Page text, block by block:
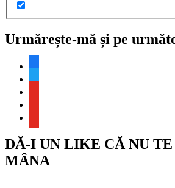
Urmărește-mă și pe
DĂ-I UN LIKE CĂ NU TE
MÂNA